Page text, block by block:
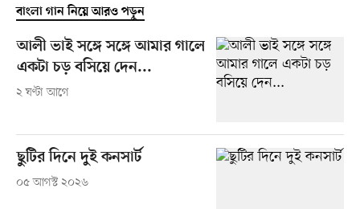
বাংলা গান নিয়ে আরও পড়ুন
আলী ভাই সঙ্গে সঙ্গে আমার গালে
একটা চড় বসিয়ে দেন...
২ ঘণ্টা আগে
ছুটির দিনে দুই কনসার্ট
০৫ আগস্ট ২০২৬